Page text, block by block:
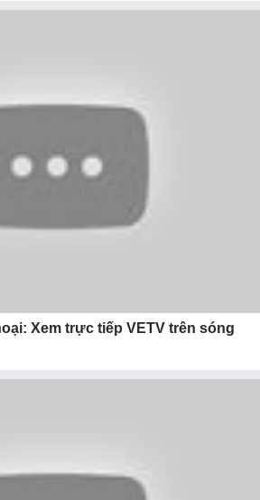
Xem trực tiếp VETV trên sóng